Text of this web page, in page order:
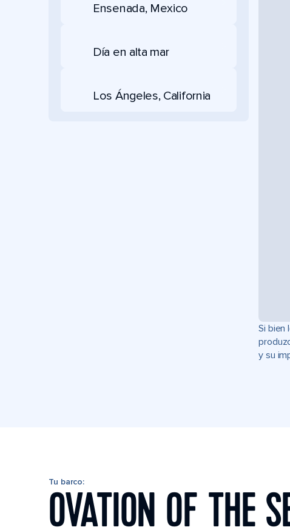
Ensenada, Mexico
Día en alta mar
Los Ángeles, California
Si bien
y su
Tu barco:
OVATION OF THE